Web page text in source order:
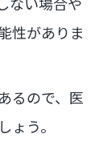
性がありま
るので、医
う。